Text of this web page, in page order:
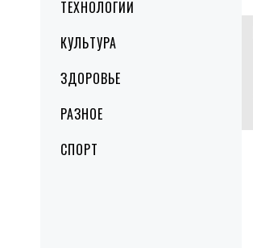
ТЕХНОЛОГИИ
КУЛЬТУРА
ЗДОРОВЬЕ
РАЗНОЕ
СПОРТ